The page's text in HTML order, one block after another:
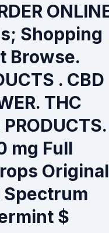
Shopping
Browse.
. CBD
THC
mg Full
Original
$